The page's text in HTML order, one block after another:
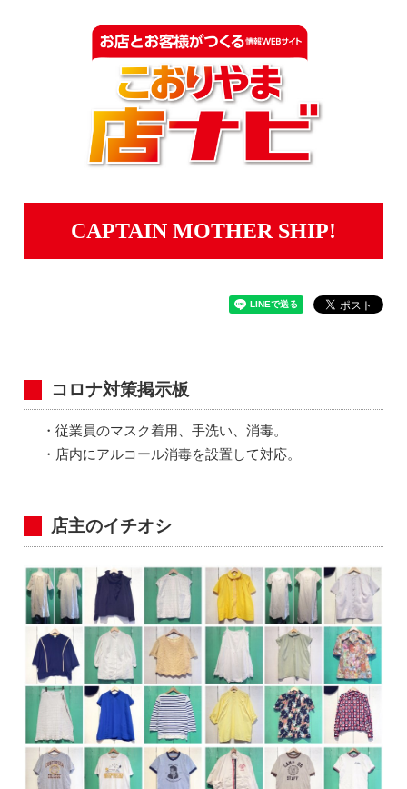
CAPTAIN MOTHER SHIP!
コロナ対策掲示板
・従業員のマスク着用、手洗い、消毒。
・店内にアルコール消毒を設置して対応。
店主のイチオシ